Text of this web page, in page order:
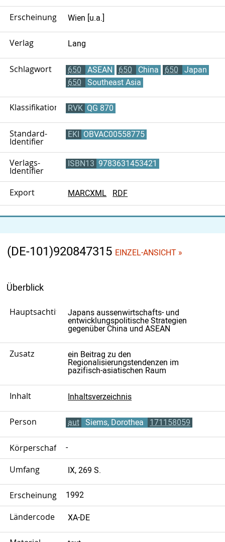
ErscheinungsortWien [u.a.]
Verlag Lang
Schlagwort 650 ASEAN 650 China 650
Japan
650
Southeast Asia
Klassifikation RVK QG 870
Standard-
Identifier
EKI OBVAC00558775
Verlags-
Identifier
ISBN13 9783631453421
Export MARCXML RDF
(DE-101)920847315 EINZEL-ANSICHT »
Überblick
Hauptsachtitel
Japans aussenwirtschafts- und
entwicklungspolitische Strategien
gegenüber China und ASEAN
Zusatz
ein Beitrag zu den
Regionalisierungstendenzen im
pazifisch-asiatischen Raum
Inhalt Inhaltsverzeichnis
Person aut Siems, Dorothea 171158059
Körperschaft -
Umfang IX, 269 S.
Erscheinungsjahr1992
Ländercode XA-DE